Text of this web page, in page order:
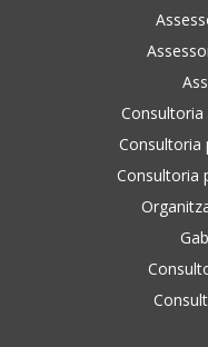
Consultoria
Consultoria